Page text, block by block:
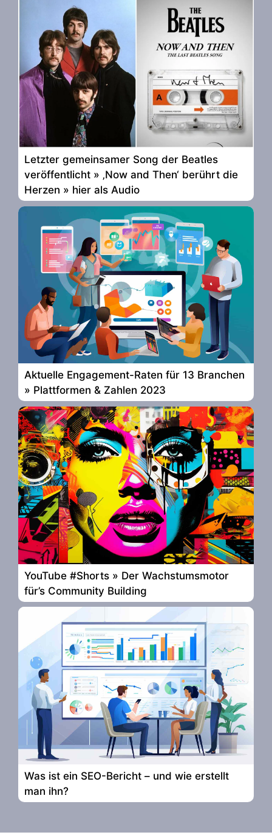
Letzter gemeinsamer Song der Beatles
veröffentlicht » ‚Now and Then‘ berührt die
Herzen » hier als Audio
Aktuelle Engagement-Raten für 13 Branchen
» Plattformen & Zahlen 2023
YouTube #Shorts » Der Wachstumsmotor
für’s Community Building
Was ist ein SEO-Bericht – und wie erstellt
man ihn?